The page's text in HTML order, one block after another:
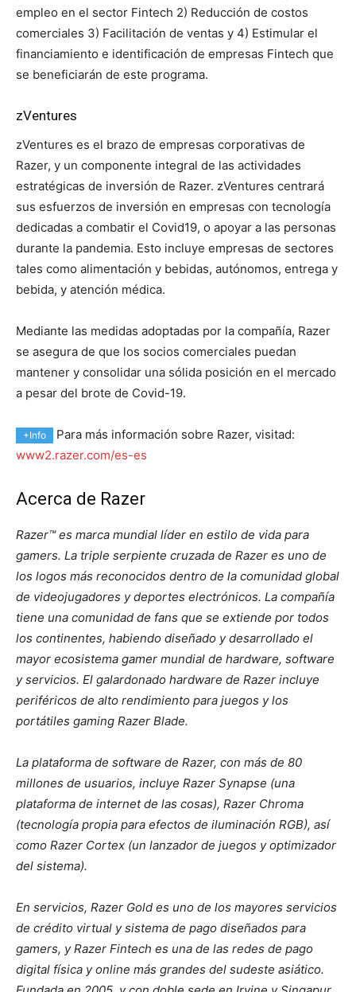
empleo en el sector Fintech 2) Reducción de costos
comerciales 3) Facilitación de ventas y 4) Estimular el
financiamiento e identificación de empresas Fintech que
se beneficiarán de este programa.
zVentures
zVentures es el brazo de empresas corporativas de
Razer, y un componente integral de las actividades
estratégicas de inversión de Razer. zVentures centrará
sus esfuerzos de inversión en empresas con tecnología
dedicadas a combatir el Covid19, o apoyar a las personas
durante la pandemia. Esto incluye empresas de sectores
tales como alimentación y bebidas, autónomos, entrega y
bebida, y atención médica.
Mediante las medidas adoptadas por la compañía, Razer
se asegura de que los socios comerciales puedan
mantener y consolidar una sólida posición en el mercado
a pesar del brote de Covid-19.
+Info
Para más información sobre Razer, visitad:
www2.razer.com/es-es
Acerca de Razer
Razer™ es marca mundial líder en estilo de vida para
gamers. La triple serpiente cruzada de Razer es uno de
los logos más reconocidos dentro de la comunidad global
de videojugadores y deportes electrónicos. La compañía
tiene una comunidad de fans que se extiende por todos
los continentes, habiendo diseñado y desarrollado el
mayor ecosistema gamer mundial de hardware, software
y servicios. El galardonado hardware de Razer incluye
periféricos de alto rendimiento para juegos y los
portátiles gaming Razer Blade.
La plataforma de software de Razer, con más de 80
millones de usuarios, incluye Razer Synapse (una
plataforma de internet de las cosas), Razer Chroma
(tecnología propia para efectos de iluminación RGB), así
como Razer Cortex (un lanzador de juegos y optimizador
del sistema).
En servicios, Razer Gold es uno de los mayores servicios
de crédito virtual y sistema de pago diseñados para
gamers, y Razer Fintech es una de las redes de pago
digital física y online más grandes del sudeste asiático.